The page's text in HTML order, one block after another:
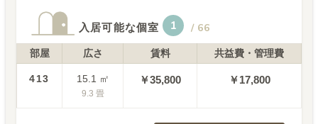
入居可能な個室 1 / 66
部屋 広さ 賃料 共益費・管理費
413 15.1 ㎡
9.3 畳
￥35,800 ￥17,800